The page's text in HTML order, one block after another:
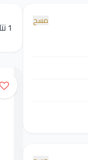
مسح 1 نتائج البحث